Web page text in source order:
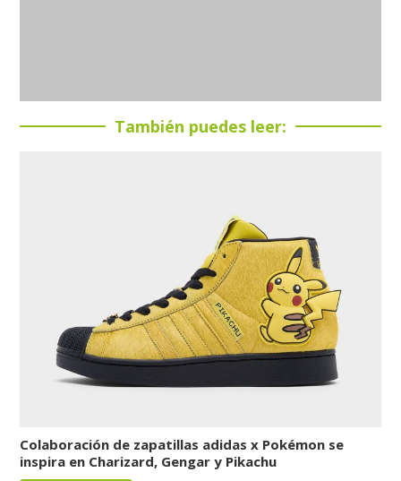
También puedes leer:
Colaboración de zapatillas adidas x Pokémon se
inspira en Charizard, Gengar y Pikachu